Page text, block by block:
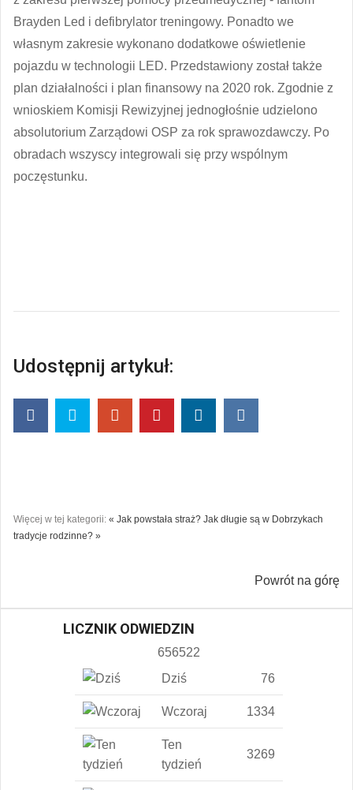
Brayden Led i defibrylator treningowy. Ponadto we
własnym zakresie wykonano dodatkowe oświetlenie
pojazdu w technologii LED. Przedstawiony został także
plan działalności i plan finansowy na 2020 rok. Zgodnie z
wnioskiem Komisji Rewizyjnej jednogłośnie udzielono
absolutorium Zarządowi OSP za rok sprawozdawczy. Po
obradach wszyscy integrowali się przy wspólnym
poczęstunku.
Udostępnij artykuł:
Więcej w tej kategorii: « Jak powstała straż? Jak długie są w Dobrzykach
tradycje rodzinne? »
Powrót na górę
LICZNIK ODWIEDZIN
656522
Dziś
76
Wczoraj 1334
Ten
tydzień
3269